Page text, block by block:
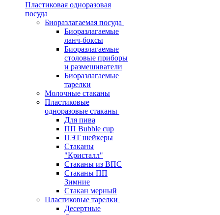
Пластиковая одноразовая
посуда
Биоразлагаемая посуда
Биоразлагаемые
ланч-боксы
Биоразлагаемые
столовые приборы
и размешиватели
Биоразлагаемые
тарелки
Молочные стаканы
Пластиковые
одноразовые стаканы
Для пива
ПП Bubble cup
ПЭТ шейкеры
Стаканы
"Кристалл"
Стаканы из ВПС
Стаканы ПП
Зимние
Стакан мерный
Пластиковые тарелки
Десертные